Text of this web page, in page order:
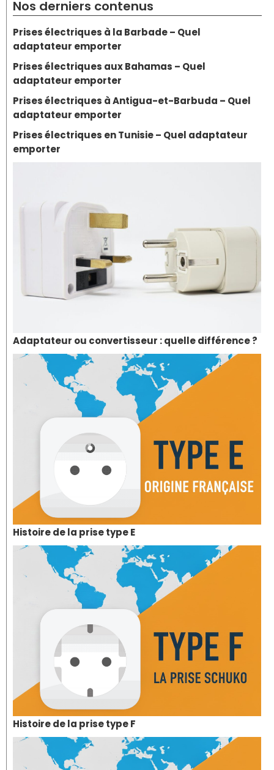
Nos derniers contenus
Prises électriques à la Barbade – Quel
adaptateur emporter
Prises électriques aux Bahamas – Quel
adaptateur emporter
Prises électriques à Antigua-et-Barbuda – Quel
adaptateur emporter
Prises électriques en Tunisie – Quel adaptateur
emporter
Adaptateur ou convertisseur : quelle différence ?
Histoire de la prise type E
Histoire de la prise type F